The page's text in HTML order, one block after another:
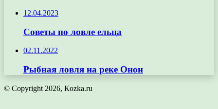
12.04.2023
Советы по ловле ельца
02.11.2022
Рыбная ловля на реке Онон
© Copyright 2026, Кozka.ru